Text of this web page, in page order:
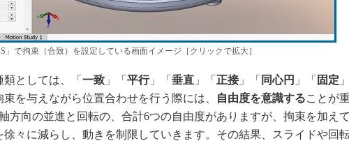
で拘束（合致）を設定している画面イメージ［クリックで拡大］
としては、「 一致 」「 平行」「 垂直 」「 正接」「 同心円 」「 固定 」
を与えながら位置合わせを行う際には、
自由度を意識することが
方向の並進と回転の、合計6つの自由度がありますが、拘束を加えて
徐々に減らし、動きを制限していきます。その結果、スライドや回